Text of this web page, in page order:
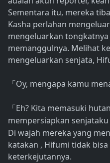
Sementara itu, mereka
Kasha perlahan
mengeluarkan
memanggulnya. Melihat
mengeluarkan senjata,
「 Oy, mengapa kamu
「 Eh? Kita memasuki
mempersiapkan
Di wajah mereka yang
katakan , Hifumi tidak
keterkejutannya.